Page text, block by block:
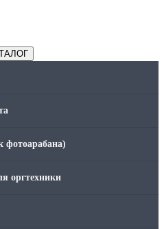
Копиры и МФУ
принтера
Сервисного центра.
Оборудование
фотоарабана)
оргтехники